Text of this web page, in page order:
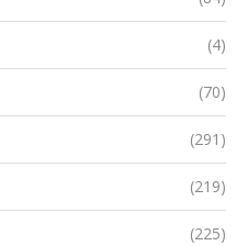
(4)
(70)
(291)
(219)
(225)